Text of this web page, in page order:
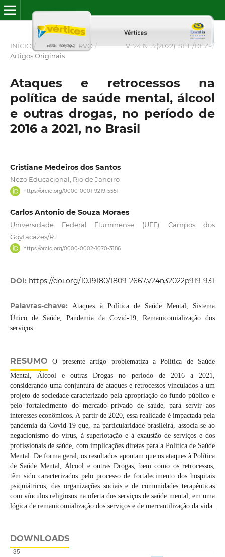
INÍCIO / ACERVO / V. 24 N. 3 (2022): SET./DEZ. /
Artigos Originais
Ataques e retrocessos na
política de saúde mental, álcool
e outras drogas, no período de
2016 a 2021, no Brasil
Cristiane Medeiros dos Santos
Nezo Educacional, Rio de Janeiro
https://orcid.org/0000-0001-9219-5551
Carlos Antonio de Souza Moraes
Universidade Federal Fluminense (UFF), Campos dos
Goytacazes/RJ
https://orcid.org/0000-0002-1070-3186
DOI: https://doi.org/10.19180/1809-2667.v24n32022p919-931
Palavras-chave:Ataques à Política de Saúde Mental, Sistema
Único de Saúde, Pandemia da Covid-19, Remanicomialização dos
serviços
RESUMO O presente artigo problematiza a Política de Saúde
Mental, Álcool e outras Drogas no período de 2016 a 2021,
considerando uma conjuntura de ataques e retrocessos vinculados a um
projeto de sociedade caracterizado pela apropriação do fundo público e
pelo fortalecimento do mercado privado de saúde, para servir aos
interesses econômicos. A partir de 2020, essa realidade é impactada pela
pandemia da Covid-19 que, na particularidade brasileira, associa-se ao
negacionismo do vírus, à superlotação e à exaustão de serviços e dos
profissionais de saúde, com implicações diretas para a Política de Saúde
Mental. De forma geral, os resultados apontam que os ataques à Política
de Saúde Mental, Álcool e outras Drogas, bem como os retrocessos,
têm sido caracterizados pelo processo de fortalecimento dos hospitais
psiquiátricos, das organizações sociais e de comunidades terapêuticas
com vínculos religiosos na oferta dos serviços de saúde mental, em uma
lógica de remanicomialização dos serviços e de mercantilização da vida.
DOWNLOADS